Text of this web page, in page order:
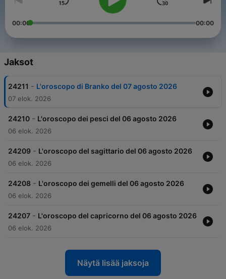
00:00 00:00
Jaksot
24211 - L'oroscopo di Branko del 07 agosto 2026
07 elok. 2026
24210 - L'oroscopo dei pesci del 06 agosto 2026
06 elok. 2026
24209 - L'oroscopo del sagittario del 06 agosto 2026
06 elok. 2026
24208 - L'oroscopo dei gemelli del 06 agosto 2026
06 elok. 2026
24207 - L'oroscopo del capricorno del 06 agosto 2026
06 elok. 2026
Näytä lisää jaksoja